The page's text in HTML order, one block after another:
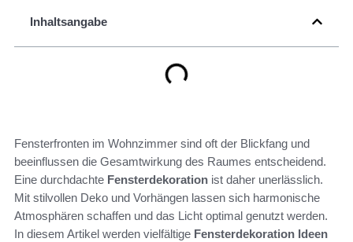
Inhaltsangabe
Fensterfronten im Wohnzimmer sind oft der Blickfang und
beeinflussen die Gesamtwirkung des Raumes entscheidend.
Eine durchdachte Fensterdekoration ist daher unerlässlich.
Mit stilvollen Deko und Vorhängen lassen sich harmonische
Atmosphären schaffen und das Licht optimal genutzt werden.
In diesem Artikel werden vielfältige Fensterdekoration Ideen